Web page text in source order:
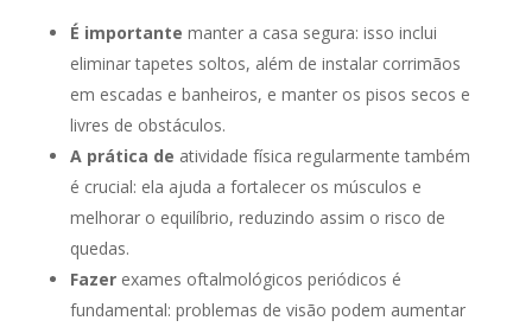
É importante manter a casa segura: isso inclui
eliminar tapetes soltos, além de instalar corrimãos
em escadas e banheiros, e manter os pisos secos e
livres de obstáculos.
A prática de atividade física regularmente também
é crucial: ela ajuda a fortalecer os músculos e
melhorar o equilíbrio, reduzindo assim o risco de
quedas.
Fazerexames oftalmológicos periódicos é
fundamental: problemas de visão podem aumentar